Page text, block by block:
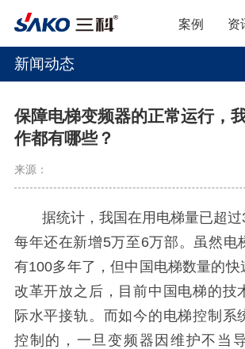
案例 资
新闻动态
保障电梯变频器的正常运行，
作都有哪些？
来源：
据统计，我国在用电梯量已超过
每年还在新增5万至6万部。虽然电
有100多年了，但中国电梯数量的快
改革开放之后，目前中国电梯的技
际水平接轨。而如今的电梯控制系
控制的，一旦变频器因维护不当